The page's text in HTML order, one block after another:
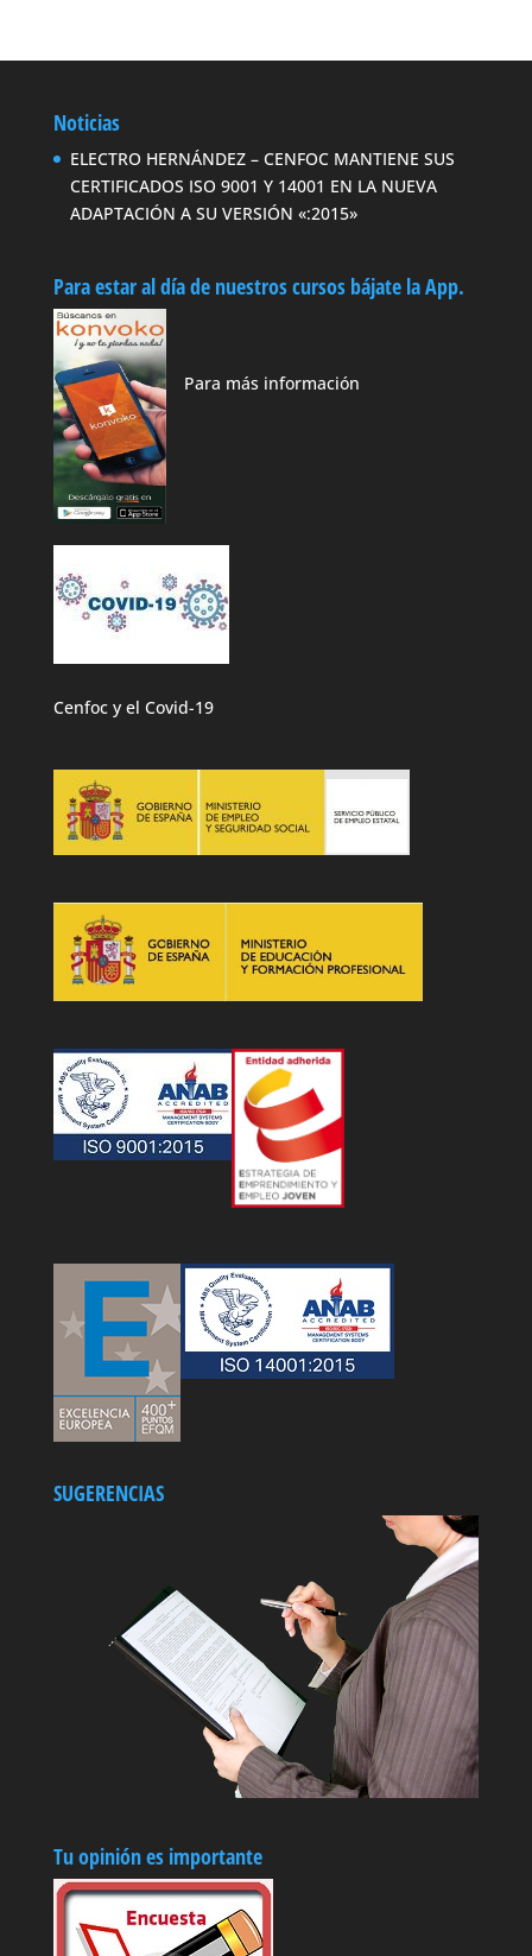
Noticias
ELECTRO HERNÁNDEZ – CENFOC MANTIENE SUS
CERTIFICADOS ISO 9001 Y 14001 EN LA NUEVA
ADAPTACIÓN A SU VERSIÓN «:2015»
Para estar al día de nuestros cursos bájate la App.
Para más información
Cenfoc y el Covid-19
SUGERENCIAS
Tu opinión es importante